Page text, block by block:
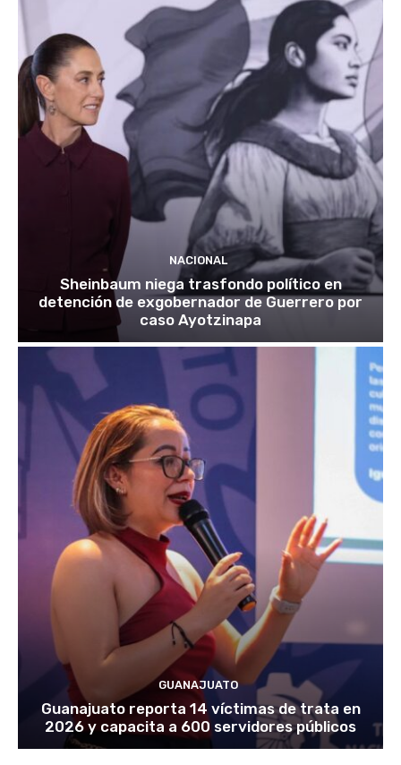
NACIONAL
Sheinbaum niega trasfondo político en
detención de exgobernador de Guerrero por
caso Ayotzinapa
GUANAJUATO
Guanajuato reporta 14 víctimas de trata en
2026 y capacita a 600 servidores públicos